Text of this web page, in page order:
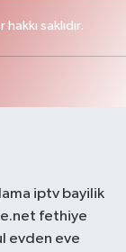
saklıdır.
iptv bayilik
fethiye
evden eve